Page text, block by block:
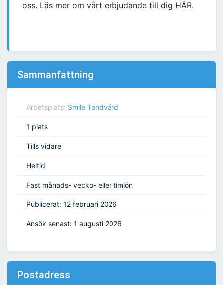
oss. Läs mer om vårt erbjudande till dig HÄR.
Sammanfattning
Arbetsplats: Smile Tandvård
1 plats
Tills vidare
Heltid
Fast månads- vecko- eller timlön
Publicerat: 12 februari 2026
Ansök senast: 1 augusti 2026
Postadress